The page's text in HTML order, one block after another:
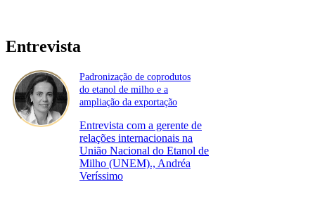
Entrevista
Padronização de coprodutos
do etanol de milho e a
ampliação da exportação
Entrevista com a gerente de
relações internacionais na
União Nacional do Etanol de
Milho (UNEM)., Andréa
Veríssimo